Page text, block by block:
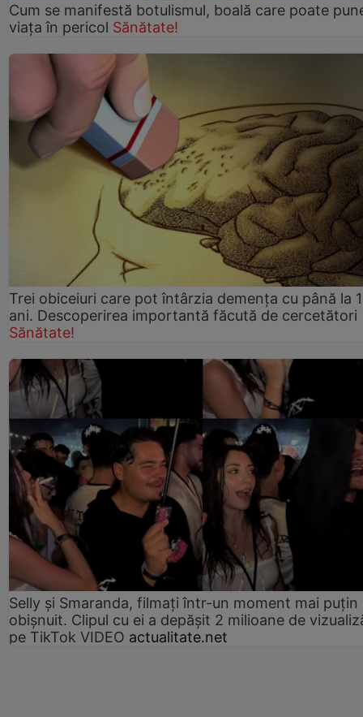
Cum se manifestă botulismul, boală care poate
viaţa în pericol Sănătate!
Trei obiceiuri care pot întârzia demența cu până la
ani. Descoperirea importantă făcută de cercetători
Sănătate!
Selly și Smaranda, filmați într-un moment mai puțin
obișnuit. Clipul cu ei a depășit 2 milioane de
pe TikTok VIDEO actualitate.net